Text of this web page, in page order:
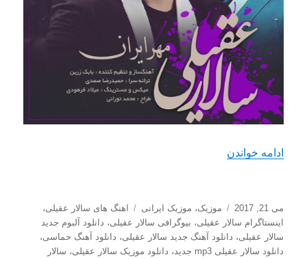
ادامه خواندن
ارسال
شده
در
می 21, 2017 دسته‌ها
موزیک، موزیک ایرانی برچسب‌ها
اهنگ های سالار عقیلی،
اینستاگرام سالار عقیلی، بیوگرافی سالار عقیلی، دانلود آلبوم جدید
سالار عقیلی، دانلود آهنگ جدید سالار عقیلی، دانلود آهنگ حماسی،
دانلود سالار عقیلی mp3 جدید
، دانلود موزیک سالار عقیلی، سالار